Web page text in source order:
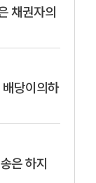
채권자의
당이의하
은 하지